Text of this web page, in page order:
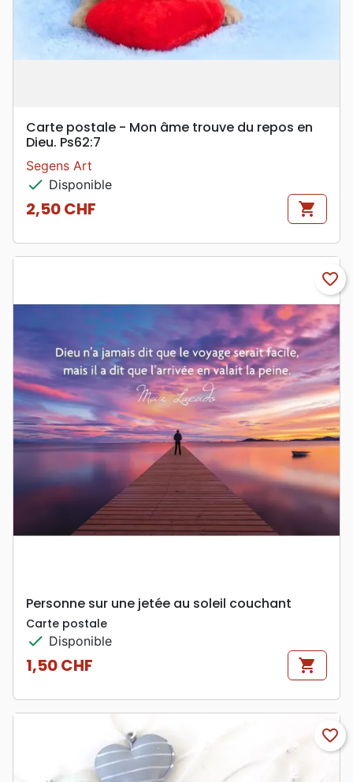
Carte postale - Mon âme trouve du repos en
Dieu. Ps62:7
Segens Art
check Disponible
Prix
2,50 CHF shopping_cart
favorite_border
Personne sur une jetée au soleil couchant
Carte postale
check Disponible
Prix
1,50 CHF shopping_cart
favorite_border